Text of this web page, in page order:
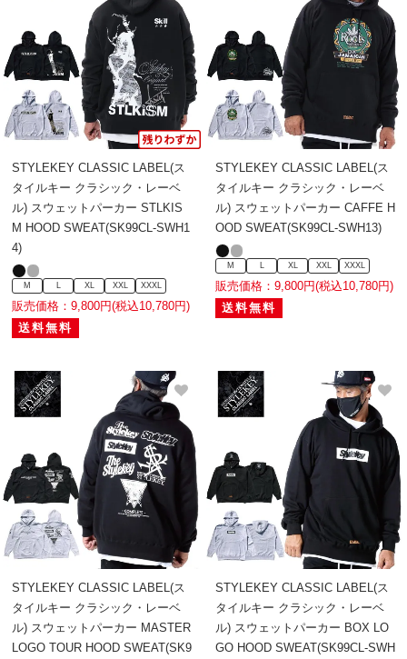
STYLEKEY CLASSIC LABEL(ス
タイルキー クラシック・レーベ
ル) スウェットパーカー STLKIS
M HOOD SWEAT(SK99CL-SWH1
4)
M XL XXL XXXL
販売価格：9,800円(税込10,780円)
送料無料
STYLEKEY CLASSIC LABEL(ス
タイルキー クラシック・レーベ
ル) スウェットパーカー CAFFE H
OOD SWEAT(SK99CL-SWH13)
M XL XXL XXXL
販売価格：9,800円(税込10,780円)
送料無料
STYLEKEY CLASSIC LABEL(ス
タイルキー クラシック・レーベ
ル) スウェットパーカー MASTER
LOGO TOUR HOOD SWEAT(SK9
STYLEKEY CLASSIC LABEL(ス
タイルキー クラシック・レーベ
ル) スウェットパーカー BOX LO
GO HOOD SWEAT(SK99CL-SWH